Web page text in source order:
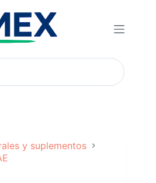
y suplementos